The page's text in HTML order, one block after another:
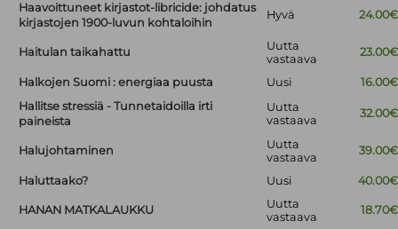
Haavoittuneet kirjastot-libricide: johdatus
kirjastojen 1900-luvun kohtaloihin
Hyvä 24.00€
Haitulan taikahattu
Uutta
vastaava
23.00€
Halkojen Suomi : energiaa puusta Uusi
16.00€
Hallitse stressiä - Tunnetaidoilla irti
paineista
Uutta
vastaava
32.00€
Halujohtaminen
Uutta
vastaava
39.00€
Haluttaako? Uusi 40.00€
HANAN MATKALAUKKU
Uutta
vastaava
18.70€